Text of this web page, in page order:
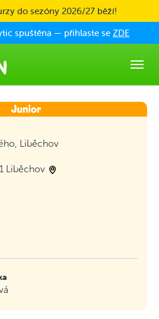
do sezóny 2026/27 běží!
spuštěna — přihlaste se ZDE
Liběchov
Liběchov